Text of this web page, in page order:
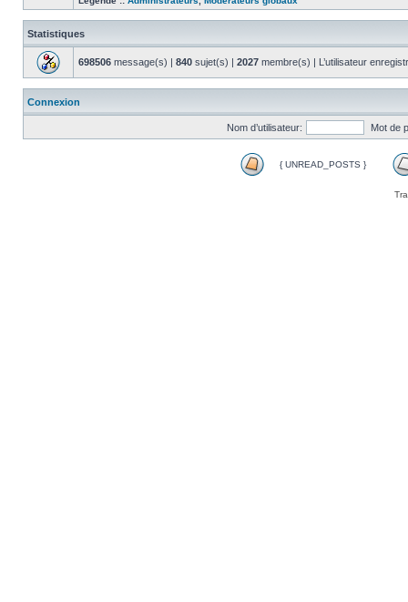
Statistiques
698506 message(s) | 840 sujet(s) | 2027 membre(s) | L’utilisateur
Connexion
Nom d’utilisateur: Mot de
{ UNREAD_POSTS }